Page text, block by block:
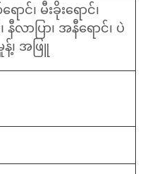
ာင်၊ မီးခိုးရောင်၊
နီလာပြာ၊ အနီရောင်၊ ပဲ
န့်၊ အဖြူ